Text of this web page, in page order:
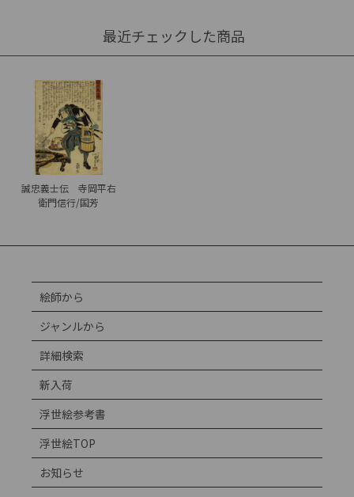
最近チェックした商品
誠忠義士伝 寺岡平右
衛門信行/国芳
絵師から
ジャンルから
詳細検索
新入荷
浮世絵参考書
浮世絵TOP
お知らせ